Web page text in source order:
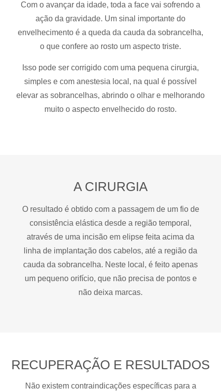
Com o avançar da idade, toda a face vai sofrendo a
ação da gravidade. Um sinal importante do
envelhecimento é a queda da cauda da sobrancelha,
o que confere ao rosto um aspecto triste.
Isso pode ser corrigido com uma pequena cirurgia,
simples e com anestesia local, na qual é possível
elevar as sobrancelhas, abrindo o olhar e melhorando
muito o aspecto envelhecido do rosto.
A CIRURGIA
O resultado é obtido com a passagem de um fio de
consistência elástica desde a região temporal,
através de uma incisão em elipse feita acima da
linha de implantação dos cabelos, até a região da
cauda da sobrancelha. Neste local, é feito apenas
um pequeno orifício, que não precisa de pontos e
não deixa marcas.
RECUPERAÇÃO E RESULTADOS
Não existem contraindicações específicas para a